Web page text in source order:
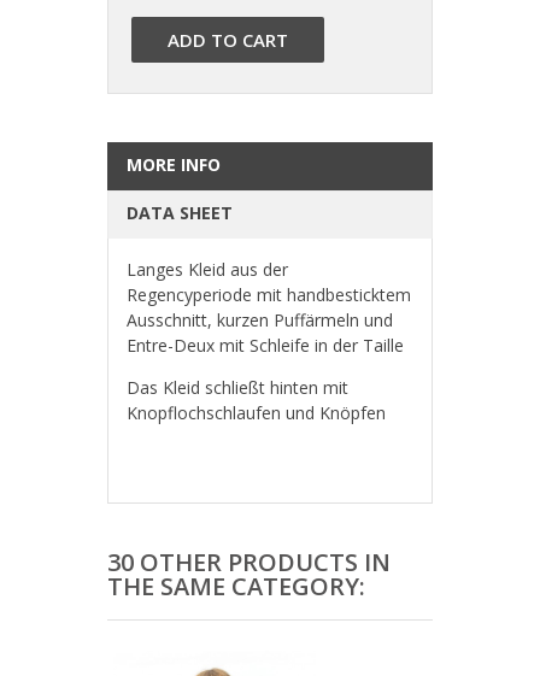
ADD TO CART
MORE INFO
DATA SHEET
Langes Kleid aus der
Regencyperiode mit handbesticktem
Ausschnitt, kurzen Puffärmeln und
Entre-Deux mit Schleife in der Taille
Das Kleid schließt hinten mit
Knopflochschlaufen und Knöpfen
30 OTHER PRODUCTS IN
THE SAME CATEGORY: